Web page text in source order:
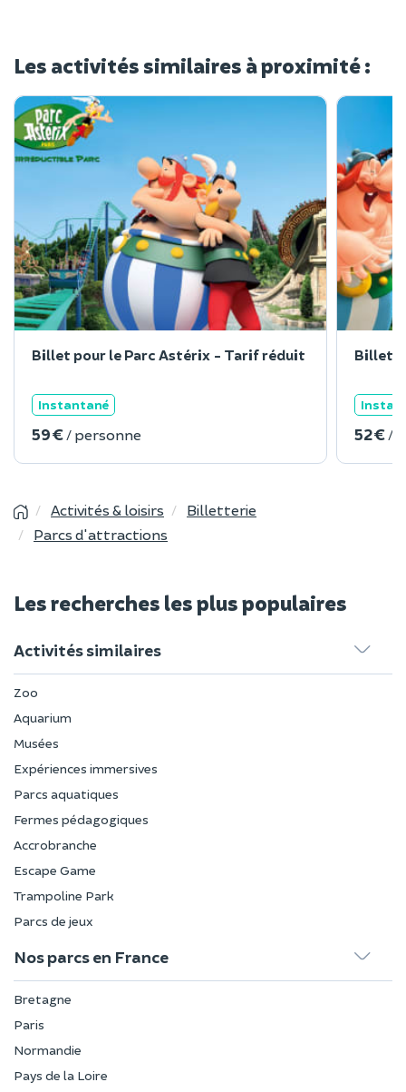
Les activités similaires à proximité :
Billet pour le Parc Astérix - Tarif réduit
Instantané
59 € / personne
Billet
52 € /
Activités & loisirs
Billetterie
Parcs d'attractions
Les recherches les plus populaires
Activités similaires
Zoo
Aquarium
Musées
Expériences immersives
Parcs aquatiques
Fermes pédagogiques
Accrobranche
Escape Game
Trampoline Park
Parcs de jeux
Nos parcs en France
Bretagne
Paris
Normandie
Pays de la Loire